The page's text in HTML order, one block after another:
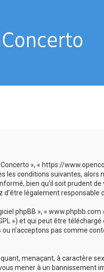
», « https://
conditions suivantes, alors
bien qu’il soit prudent
légalement
phpBB », «
») et qui peut être téléchargé
n’acceptons pas comme
menaçant, à caractère
mener à un